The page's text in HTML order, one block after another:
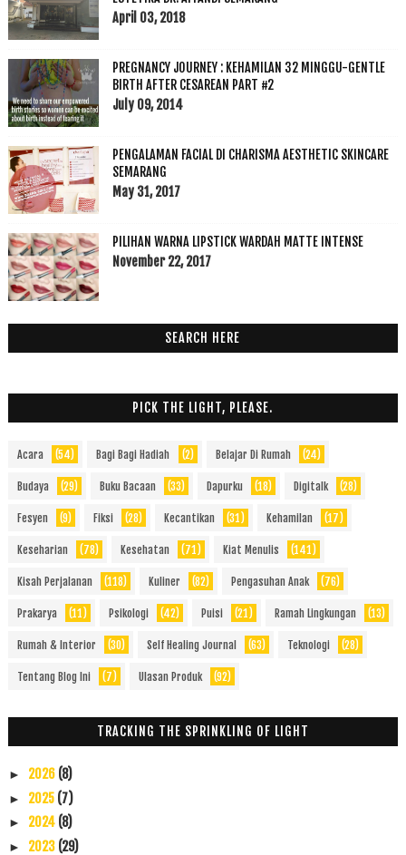
April 03, 2018
PREGNANCY JOURNEY : KEHAMILAN 32 MINGGU-GENTLE
BIRTH AFTER CESAREAN PART #2
July 09, 2014
PENGALAMAN FACIAL DI CHARISMA AESTHETIC SKINCARE
SEMARANG
May 31, 2017
PILIHAN WARNA LIPSTICK WARDAH MATTE INTENSE
November 22, 2017
SEARCH HERE
PICK THE LIGHT, PLEASE.
Acara (54) Bagi Bagi Hadiah (2) Belajar Di Rumah (24)
Budaya (29) Buku Bacaan (33) Dapurku (18) Digitalk (28)
Fesyen (9) Fiksi (28) Kecantikan (31) Kehamilan (17)
Keseharian (78) Kesehatan (71) Kiat Menulis (141)
Kisah Perjalanan (118) Kuliner (82) Pengasuhan Anak (76)
Prakarya (11) Psikologi (42) Puisi (21) Ramah Lingkungan (13)
Rumah & Interior (30) Self Healing Journal (63) Teknologi (28)
Tentang Blog Ini (7) Ulasan Produk (92)
TRACKING THE SPRINKLING OF LIGHT
► 2026 (8)
► 2025 (7)
► 2024 (8)
► 2023 (29)